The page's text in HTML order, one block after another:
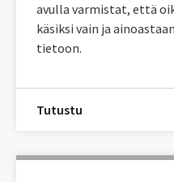
avulla varmistat, että
käsiksi vain ja
tietoon.
Tutustu